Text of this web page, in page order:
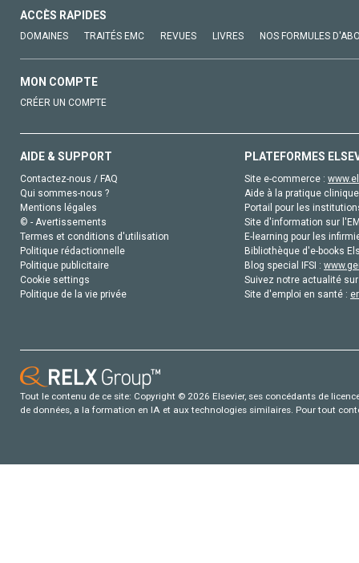
ACCÈS RAPIDES
DOMAINES TRAITÉS EMC REVUES LIVRES NOS FORMULES
MON COMPTE
CRÉER UN COMPTE
AIDE & SUPPORT
Contactez-nous / FAQ
Qui sommes-nous ?
Mentions légales
© - Avertissements
Termes et conditions d'utilisation
Politique rédactionnelle
Politique publicitaire
Cookie settings
Politique de la vie privée
PLATEFORMES
Site e-commerce :
Aide à la pratique
Portail pour les
Site d'information sur
E-learning pour les
Bibliothèque d'e-books
Blog special IFSI :
Suivez notre actualité
Site d'emploi en santé :
Tout le contenu de ce site: Copyright © 2026 Elsevier, ses concédants de
de données, a la formation en IA et aux technologies similaires. Pour tout